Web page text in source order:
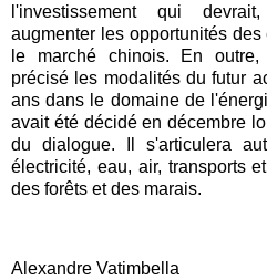
l'investissement qui
augmenter les opportunités
le marché chinois. En
précisé les modalités du futur
ans dans le domaine de
avait été décidé en décembre
du dialogue. Il s'articulera
électricité, eau, air, transports
des forêts et des marais.
Alexandre Vatimbella